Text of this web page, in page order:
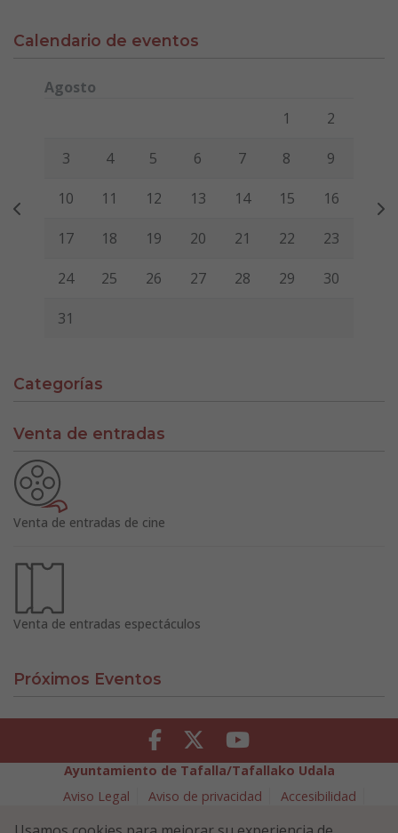
Calendario de eventos
Agosto
Viernes Sábado
1 2
3 4 5 6 7 8 9
10 11 12 13 14 15 16
17 18 19 20 21 22 23
24 25 26 27 28 29 30
31
Categorías
Venta de entradas
Venta de entradas de cine
Venta de entradas espectáculos
Próximos Eventos
Facebook Twitter Youtube
Ayuntamiento de Tafalla/Tafallako Udala
Aviso Legal
Aviso de privacidad
Accesibilidad